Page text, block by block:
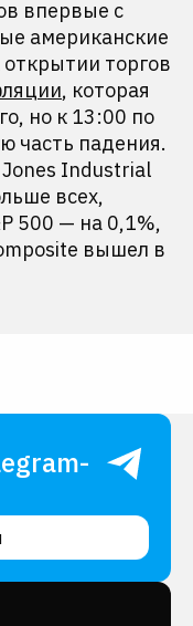
впервые с
американские
торгов
, которая
но к 13:00 по
часть падения.
Industrial
всех,
500 — на 0,1%,
вышел в